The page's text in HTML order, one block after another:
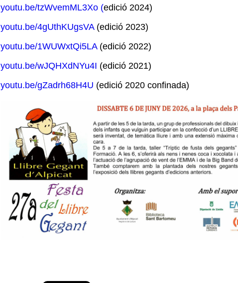
youtu.be/tzWvemML3Xo (edició 2024)
youtu.be/4gUthKUgsVA(edició 2023)
youtu.be/1WUWxtQi5LA(edició 2022)
youtu.be/wJQHXdNYu4I (edició 2021)
youtu.be/gZadrh68H4U (edició 2020 confinada)